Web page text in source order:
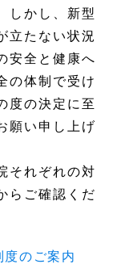
しかし、新型
立たない状況
安全と健康へ
の体制で受け
度の決定に至
願い申し上げ
それぞれの対
らご確認くだ
度のご案内